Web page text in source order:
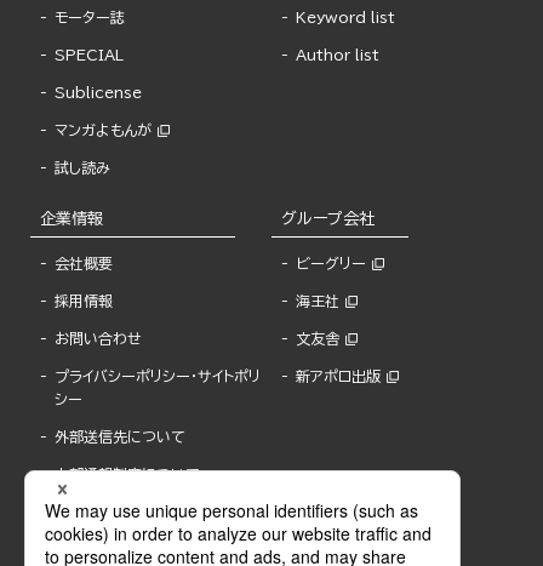
モーター誌
SPECIAL
Sublicense
マンガよもんが
試し読み
Keyword list
Author list
企業情報
会社概要
採用情報
お問い合わせ
プライバシーポリシー・サイトポリ
シー
外部送信先について
内部通報制度について
グループ会社
ビーグリー
海王社
文友舎
新アポロ出版